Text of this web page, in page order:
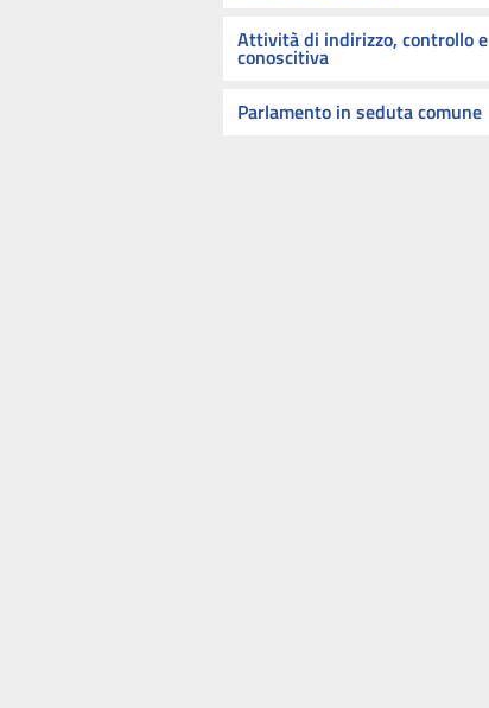
Attività di indirizzo, controllo e
conoscitiva
Parlamento in seduta comune